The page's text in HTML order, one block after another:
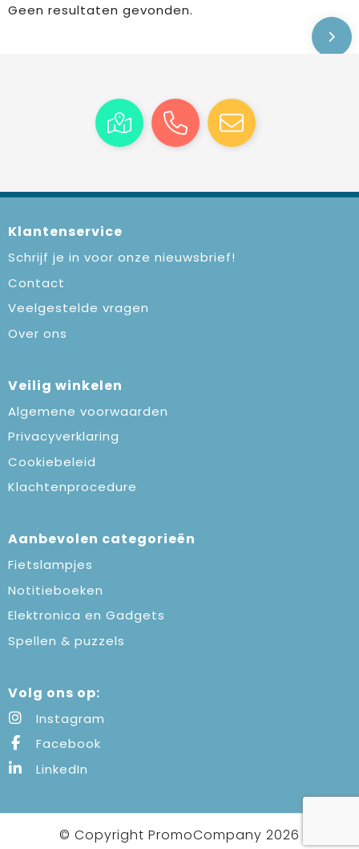
Geen resultaten gevonden.
Klantenservice
Schrijf je in voor onze nieuwsbrief!
Contact
Veelgestelde vragen
Over ons
Veilig winkelen
Algemene voorwaarden
Privacyverklaring
Cookiebeleid
Klachtenprocedure
Aanbevolen categorieën
Fietslampjes
Notitieboeken
Elektronica en Gadgets
Spellen & puzzels
Volg ons op:
Instagram
Facebook
LinkedIn
© Copyright PromoCompany 2026